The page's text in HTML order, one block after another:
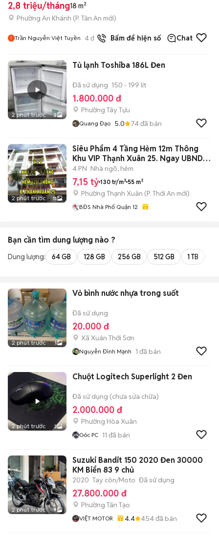
2,8 triệu/tháng18 m²
Phường An Khánh (P. Tân An mới)
Trần Nguyễn Việt Tuyền 4đã bánBấm để hiện số Chat
2 phút trước 2
Tủ lạnh Toshiba 186L Đen
Đã sử dụng 150 - 199 lít
1.800.000 đ
Phường Tây Tựu
Quang Đạo 5.0 74đã bán
2 phút trước 11
Siêu Phẩm 4 Tầng Hẻm 12m Thông
Khu VIP Thạnh Xuân 25. Ngay UBND
Phường
4 PN Nhà ngõ, hẻm
7,15 tỷ 130 tr/m² 55 m²
Phường Thạnh Xuân (P. Thới An mới)
BĐS Nhà Phố Quận 12
Bạn cần tìm dung lượng nào ?
Dung lượng: 64 GB 128 GB 256 GB 512 GB 1 TB
2 phút trước 1
Vỏ bình nước nhựa trong suốt
Đã sử dụng
20.000 đ
Xã Xuân Thới Sơn
Nguyễn Đình Mạnh 1 đã bán
2 phút trước 3
Chuột Logitech Superlight 2 Đen
Đã sử dụng (chưa sửa chữa)
2.000.000 đ
Phường Hòa Xuân
Góc PC 11 đã bán
2 phút trước 9
Suzuki Bandit 150 2020 Đen 30000
KM Biển 83 9 chủ
2020 Tay côn/Moto Đã sử dụng
27.800.000 đ
Phường Tân Tạo
VIỆT MOTOR 4.4 454đã bán